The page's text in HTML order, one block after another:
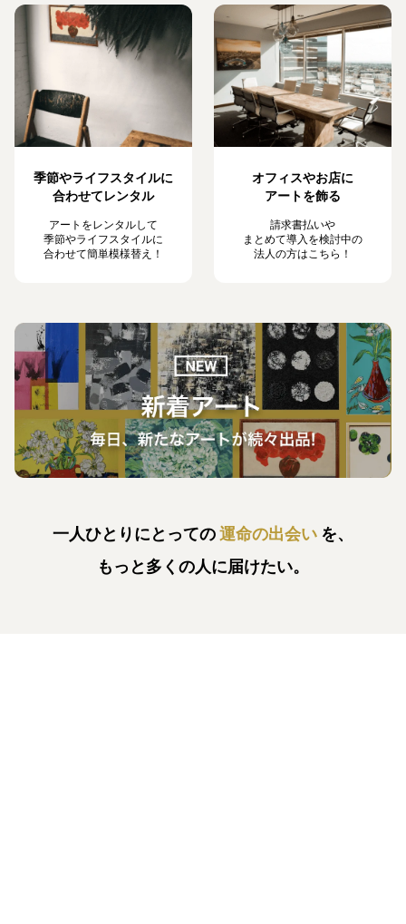
季節やライフスタイルに
合わせてレンタル
アートをレンタルして
季節やライフスタイルに
合わせて簡単模様替え！
オフィスやお店に
アートを飾る
請求書払いや
まとめて導入を検討中の
法人の方はこちら！
一人ひとりにとっての運命の出会い を、
もっと多くの人に届けたい。